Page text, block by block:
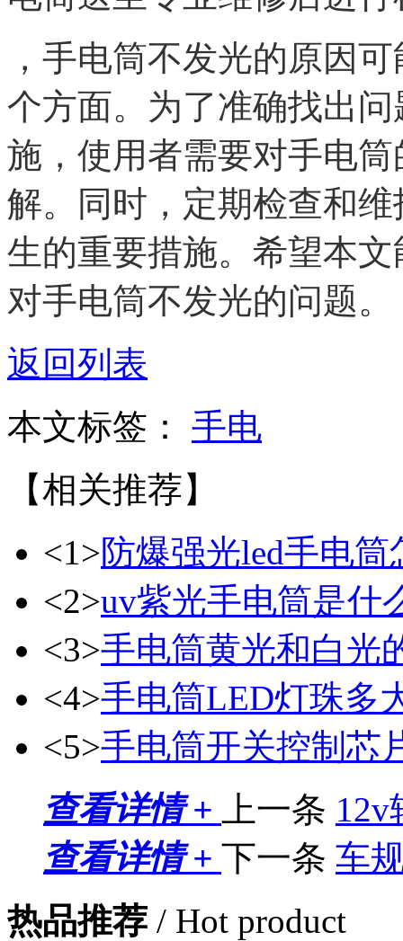
，手电筒不发光的原因
个方面。为了准确找出
施，使用者需要对手电
解。同时，定期检查和
生的重要措施。希望本
对手电筒不发光的问题。
返回列表
本文标签： 手电
【相关推荐】
<1>防爆强光led手电筒
<2>uv紫光手电筒是什
<3>手电筒黄光和白光
<4>手电筒LED灯珠多
<5>手电筒开关控制芯
查看详情 +
上一条 12v
查看详情 + 下一条 车
热品推荐 / Hot product